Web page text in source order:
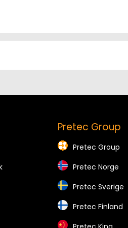
Pretec Group
Pretec Group
Pretec Norge
Pretec Sverige
Pretec Finland